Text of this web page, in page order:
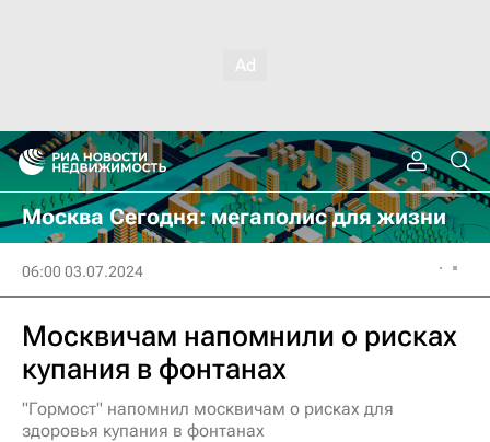
Москва Сегодня: мегаполис для жизни
06:00 03.07.2024
Москвичам напомнили о рисках
купания в фонтанах
"Гормост" напомнил москвичам о рисках для
здоровья купания в фонтанах